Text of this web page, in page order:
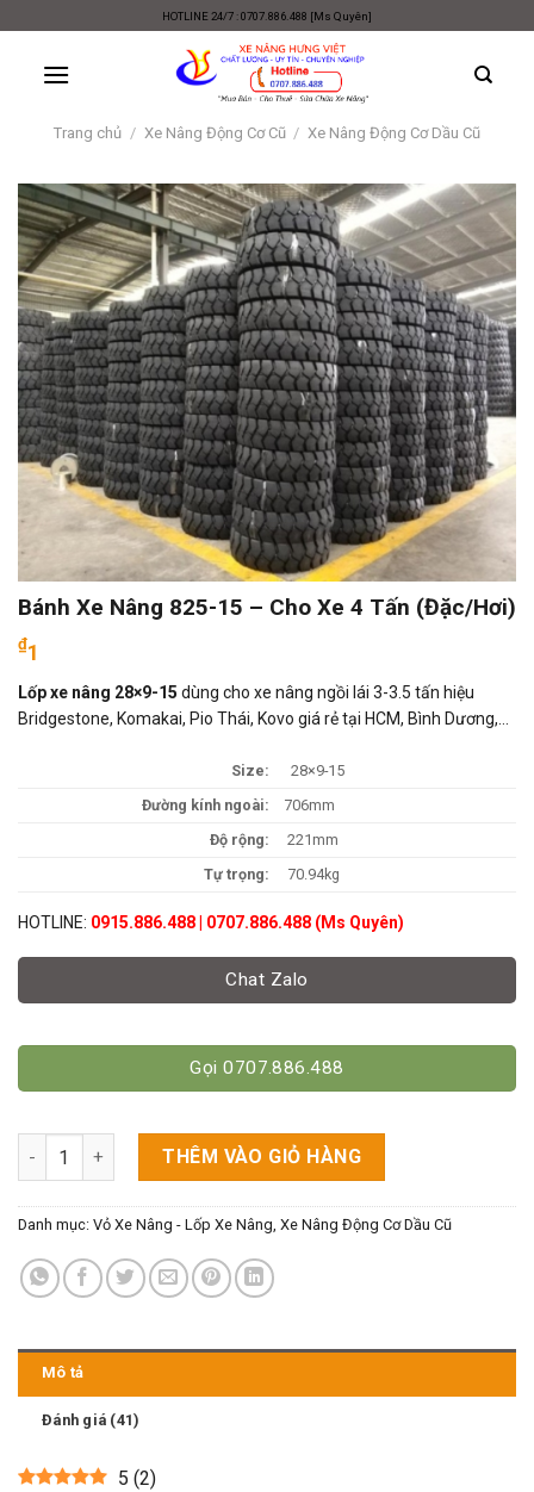
content
HOTLINE 24/7 : 0707.886.488 [Ms Quyên]
Trang chủ / Xe Nâng Động Cơ Cũ / Xe Nâng Động Cơ Dầu Cũ
Bánh Xe Nâng 825-15 – Cho Xe 4 Tấn (Đặc/Hơi)
₫1
Lốp xe nâng 28×9-15 dùng cho xe nâng ngồi lái 3-3.5 tấn hiệu
Bridgestone, Komakai, Pio Thái, Kovo giá rẻ tại HCM, Bình Dương,…
Size:
28×9-15
Đường kính ngoài:
706mm
Độ rộng:
221mm
Tự trọng:
70.94kg
HOTLINE: 0915.886.488 | 0707.886.488 (Ms Quyên)
Chat Zalo
Gọi 0707.886.488
Bánh Xe Nâng 825-15 - Cho Xe 4 Tấn (Đặc/Hơi) số lượng
THÊM VÀO GIỎ HÀNG
Danh mục: Vỏ Xe Nâng - Lốp Xe Nâng, Xe Nâng Động Cơ Dầu Cũ
Mô tả
Đánh giá (41)
5 (2)